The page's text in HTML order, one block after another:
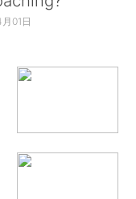
01日